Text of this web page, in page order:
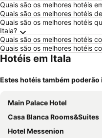
Quais são os melhores hotéis
Quais são os melhores hotéis
Quais são os melhores hotéis
Itala?
Quais são os melhores hotéis
Quais são os melhores hotéis
Hotéis em Itala
Estes hotéis também
Main Palace Hotel
Casa Blanca Rooms&Suites
Hotel Messenion